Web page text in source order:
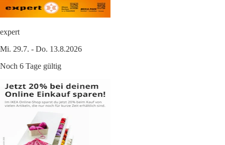
expert
Mi. 29.7. - Do. 13.8.2026
Noch 6 Tage gültig